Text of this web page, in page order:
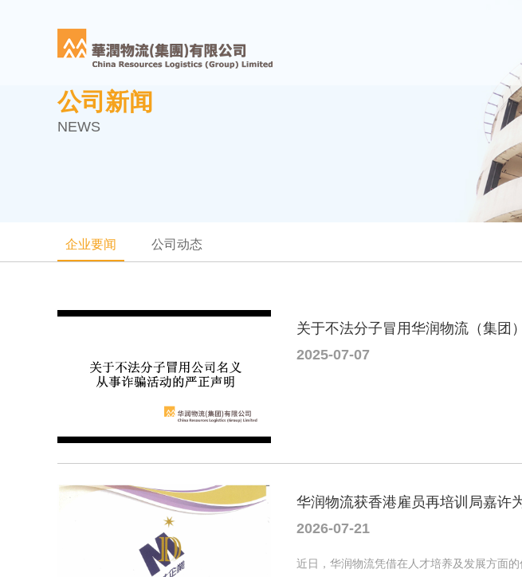
公司新闻
NEWS
企业要闻 公司动态
关于不法分子冒用华润物流（集团
2025-07-07
华润物流获香港雇员再培训局嘉许
2026-07-21
近日，华润物流凭借在人才培养及发展方面